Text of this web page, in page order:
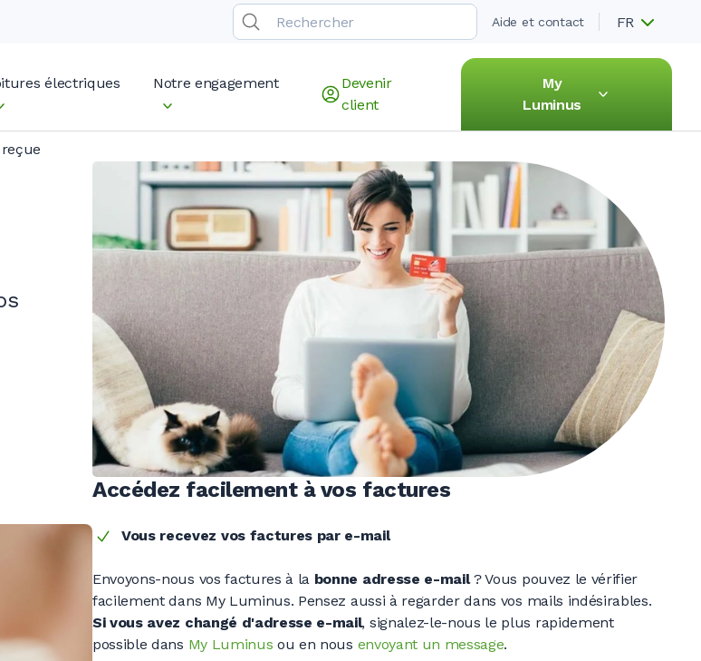
Aide et contact FR
électriques Notre engagement
Devenir
client
My
Luminus
Accédez facilement à vos factures
Vous recevez vos factures par e-mail
Envoyons-nous vos factures à la bonne adresse e-mail?Vous pouvez le vérifier
facilement dans My Luminus. Pensez aussi à regarder dans vos mails indésirables.
Si vous avez changé d'adresse e-mail, signalez-le-nous le plus rapidement
possible dans My Luminus ou en nous envoyant un message.